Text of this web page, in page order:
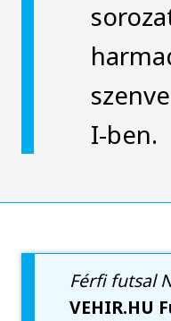
I-ben.
Férfi futsal
VEHIR.HU